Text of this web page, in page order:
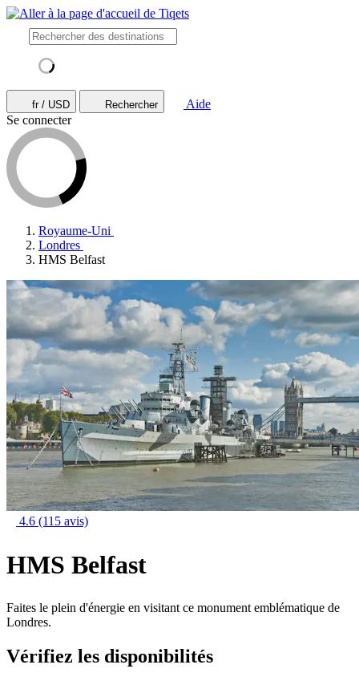
fr / USD Rechercher
Aide
Se connecter
Royaume-Uni
Londres
HMS Belfast
4.6 (115 avis)
HMS Belfast
Faites le plein d'énergie en visitant ce monument emblématique de
Londres.
Vérifiez les disponibilités